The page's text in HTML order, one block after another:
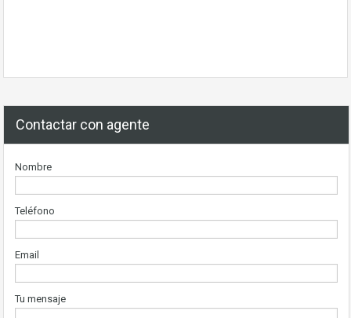
Contactar con agente
Nombre
Teléfono
Email
Tu mensaje